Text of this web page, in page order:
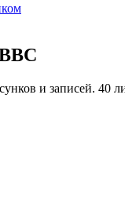
и записей.